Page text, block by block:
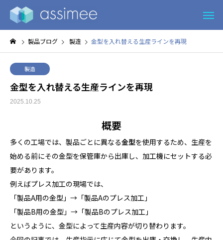
製品ブログ 製造 金型を入れ替える生産ラインを再現
製造
金型を入れ替える生産ラインを再現
2025.10.25
概要
多くの工場では、製品ごとに異なる金型を使用するため、生産を
始める前にその金型を保管庫から出庫し、加工機にセットする必
要があります。
例えばプレス加工の現場では、
「製品A用の金型」→「製品Aのプレス加工」
「製品B用の金型」→「製品Bのプレス加工」
というように、金型によって生産内容が切り替わります。